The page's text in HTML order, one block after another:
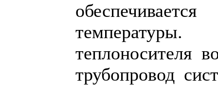
температуры.
теплоносителя
трубопровод